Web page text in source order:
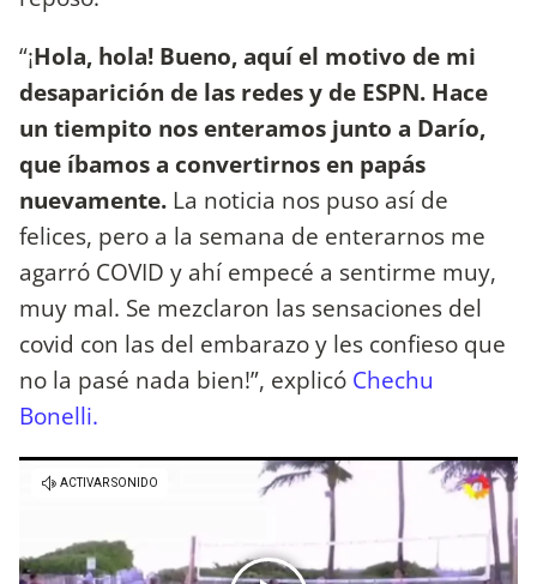
“¡Hola, hola! Bueno, aquí el motivo de mi
desaparición de las redes y de ESPN. Hace
un tiempito nos enteramos junto a Darío,
que íbamos a convertirnos en papás
nuevamente. La noticia nos puso así de
felices, pero a la semana de enterarnos me
agarró COVID y ahí empecé a sentirme muy,
muy mal. Se mezclaron las sensaciones del
covid con las del embarazo y les confieso que
no la pasé nada bien!”, explicó Chechu
Bonelli.